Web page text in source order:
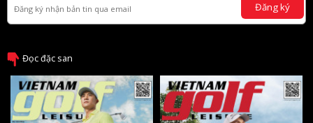
Đăng ký
Đọc đặc san